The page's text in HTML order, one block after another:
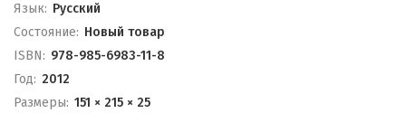
Язык: Русский
Состояние: Новый товар
ISBN: 978-985-6983-11-8
Год: 2012
Размеры: 151 × 215 × 25